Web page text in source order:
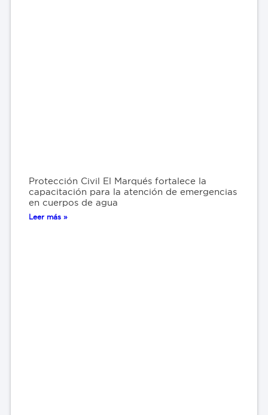
Protección Civil El Marqués fortalece la
capacitación para la atención de emergencias
en cuerpos de agua
Leer más »